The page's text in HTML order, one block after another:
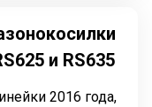
и RS635
2016 года,